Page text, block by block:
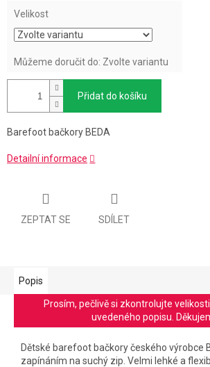
Velikost
Můžeme doručit do: Zvolte variantu
Přidat do košíku
Barefoot bačkory BEDA
Detailní informace
ZEPTAT SE SDÍLET
Popis
Prosím, pečlivě si zkontrolujte
uvedeného popisu.
Dětské barefoot bačkory českého výrobce
zapínáním na suchý zip. Velmi lehké a